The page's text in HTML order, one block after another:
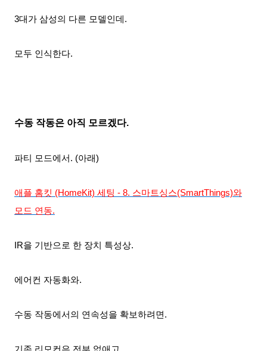
3대가 삼성의 다른 모델인데.
모두 인식한다.
수동 작동은 아직 모르겠다.
파티 모드에서. (아래)
애플 홈킷 (HomeKit) 세팅 - 8. 스마트싱스(SmartThings)와
모드 연동.
IR을 기반으로 한 장치 특성상.
에어컨 자동화와.
수동 작동에서의 연속성을 확보하려면.